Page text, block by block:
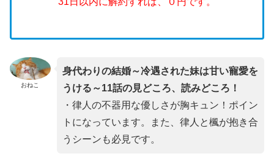
おねこ
身代わりの結婚～冷遇された妹は甘い寵愛を
うける～11話の見どころ、読みどころ！
・律人の不器用な優しさが胸キュン！ポイン
トになっています。また、律人と楓が抱き合
うシーンも必見です。